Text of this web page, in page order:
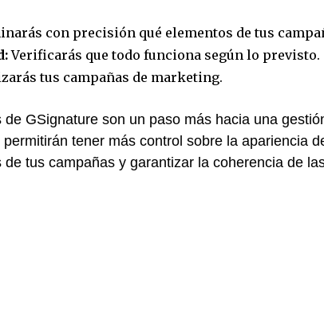
con precisión qué elementos de tus
Verificarás que todo funciona según lo previsto.
tus campañas de marketing.
de GSignature son un paso más hacia una
tener más control sobre la apariencia
tus campañas y garantizar la coherencia de